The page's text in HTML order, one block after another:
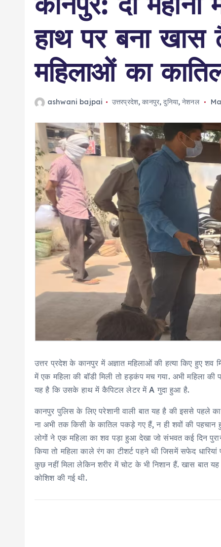
हाथ पर बना
महिलाओं का
ashwani bajpai उत्तरप्रदेश,कानपुर,दुनिया,नेशनल
उत्तर प्रदेश के कानपुर में अज्ञात महिलाओं की हत्या किए हुए शव
में एक महिला की बॉडी मिली तो हड़कंप मच गया. अभी महिला
यह है कि उसके हाथ में कैपिटल लेटर में A गुदा हुआ है.
कानपुर पुलिस के लिए परेशानी वाली बात यह है की इससे पहले
ना अभी तक किसी के कातिल पकड़े गए हैं, न ही शवों की
लोगों ने एक महिला का शव पड़ा हुआ देखा जो संभवत कई दिन
किया तो महिला काले रंग का टीशर्ट पहने थी जिसमें सफेद
कुछ नहीं मिला लेकिन शरीर में चोट के भी निशान हैं. खास बात
कोशिश की गई थी.